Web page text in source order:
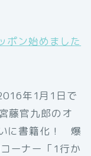
ポン始めました
年1月1日で
藤官九郎のオ
に書籍化！ 爆
ーナー「1行か